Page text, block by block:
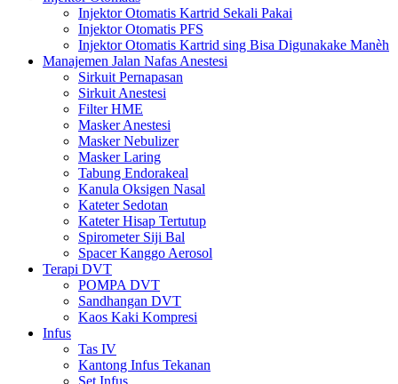
Injektor Otomatis Kartrid Sekali Pakai
Injektor Otomatis PFS
Injektor Otomatis Kartrid sing Bisa Digunakake Manèh
Manajemen Jalan Nafas Anestesi
Sirkuit Pernapasan
Sirkuit Anestesi
Filter HME
Masker Anestesi
Masker Nebulizer
Masker Laring
Tabung Endorakeal
Kanula Oksigen Nasal
Kateter Sedotan
Kateter Hisap Tertutup
Spirometer Siji Bal
Spacer Kanggo Aerosol
Terapi DVT
POMPA DVT
Sandhangan DVT
Kaos Kaki Kompresi
Infus
Tas IV
Kantong Infus Tekanan
Set Infus